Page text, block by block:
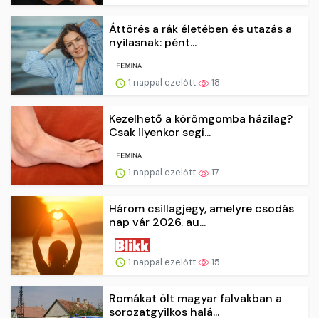
Áttörés a rák életében és utazás a
nyilasnak: pént...
1 nappal ezelőtt 18
Kezelhető a körömgomba házilag?
Csak ilyenkor segí...
1 nappal ezelőtt 17
Három csillagjegy, amelyre csodás
nap vár 2026. au...
1 nappal ezelőtt 15
Romákat ölt magyar falvakban a
sorozatgyilkos halá...